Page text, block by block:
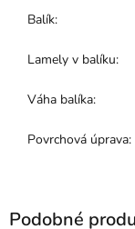
Balík:
Lamely v balíku:
Váha balíka:
Povrchová úprava: